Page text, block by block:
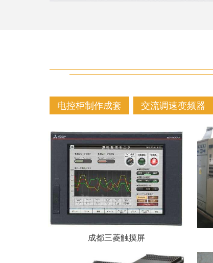
电控柜制作成套 交流调速变频器
成都三菱触摸屏